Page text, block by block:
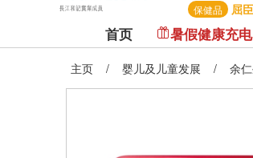
保健品 屈
首页 暑假健康充电
主页 / 婴儿及儿童发展 / 余